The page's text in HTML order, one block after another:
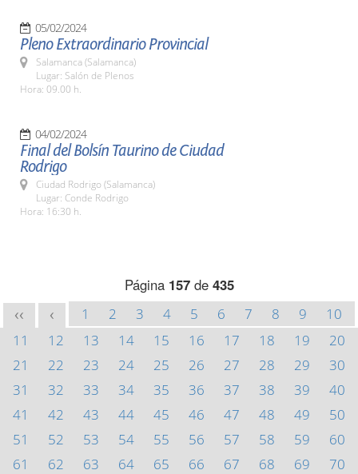
05/02/2024
Pleno Extraordinario Provincial
Salamanca (Salamanca)
Lugar: Salón de Plenos
Hora: 09.00 h.
04/02/2024
Final del Bolsín Taurino de Ciudad
Rodrigo
Ciudad Rodrigo (Salamanca)
Lugar: Conde Rodrigo
Hora: 16:30 h.
Página 157de 435
<< < 1 2 3 4 5 6 7 8 9
10
11
12 13 14 15 16 17 18 19
20
21
22 23 24 25 26 27 28 29
30
31
32 33 34 35 36 37 38 39
40
41
42 43 44 45 46 47 48 49
50
51
52 53 54 55 56 57 58 59
60
61
62 63 64 65 66 67 68 69
70